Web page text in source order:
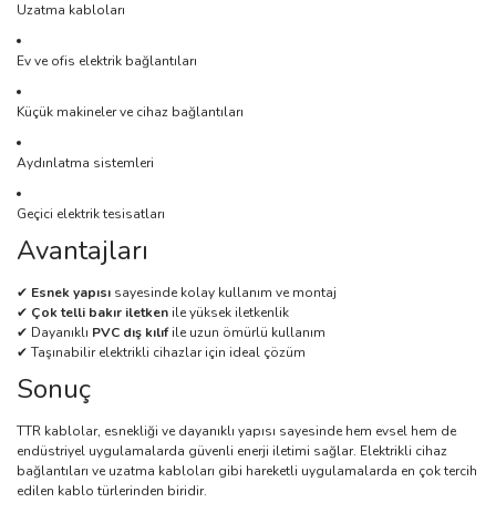
Uzatma kabloları
Ev ve ofis elektrik bağlantıları
Küçük makineler ve cihaz bağlantıları
Aydınlatma sistemleri
Geçici elektrik tesisatları
Avantajları
✔ Esnek yapısı sayesinde kolay kullanım ve montaj
✔ Çok telli bakır iletken ile yüksek iletkenlik
✔ Dayanıklı PVC dış kılıfile uzun ömürlü kullanım
✔ Taşınabilir elektrikli cihazlar için ideal çözüm
Sonuç
TTR kablolar, esnekliği ve dayanıklı yapısı sayesinde hem evsel hem de
endüstriyel uygulamalarda güvenli enerji iletimi sağlar. Elektrikli cihaz
bağlantıları ve uzatma kabloları gibi hareketli uygulamalarda en çok tercih
edilen kablo türlerinden biridir.